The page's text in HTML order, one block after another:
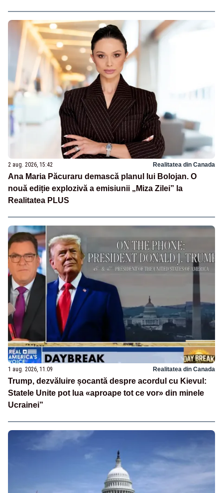
2 aug. 2026, 15:42 Realitatea din Canada
Ana Maria Păcuraru demască planul lui Bolojan. O
nouă ediție explozivă a emisiunii „Miza Zilei” la
Realitatea PLUS
1 aug. 2026, 11:09 Realitatea din Canada
Trump, dezvăluire șocantă despre acordul cu Kievul:
Statele Unite pot lua «aproape tot ce vor» din minele
Ucrainei”